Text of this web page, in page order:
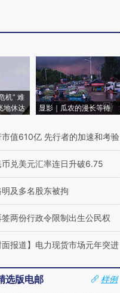
机” 难
地休达
显影｜瓜农的漫长等待
值610亿 先行者的加速和考验
兑美元汇率连日升破6.75
及多名股东被拘
两份行政令限制出生公民权
面报道】电力现货市场元年突进
选版电邮
样例